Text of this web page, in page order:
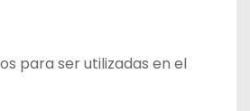
para ser utilizadas en el